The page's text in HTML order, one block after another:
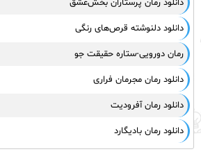
دانلود رمان پرستاران بخش‌عشق
دانلود دلنوشته قرص‌های رنگی
رمان دورویی-ستاره حقیقت جو
دانلود رمان مجرمان فراری
دانلود رمان آفرودیت
دانلود رمان بادیگارد